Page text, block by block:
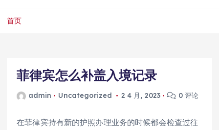
首页
菲律宾怎么补盖入境记录
admin Uncategorized 2 4 月, 2023 0 评论
在菲律宾持有新的护照办理业务的时候都会检查过往